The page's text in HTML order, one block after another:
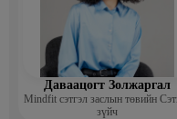
Даваацогт Золжаргал
Mindfit сэтгэл заслын төвийн
зүйч